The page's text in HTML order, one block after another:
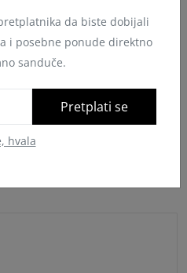
da biste dobijali
i posebne ponude direktno
sanduče.
Pretplati se
hvala